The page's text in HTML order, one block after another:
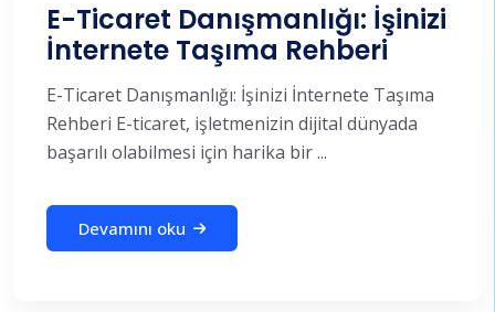
E-Ticaret Danışmanlığı: İşinizi
İnternete Taşıma Rehberi
E-Ticaret Danışmanlığı: İşinizi İnternete Taşıma
Rehberi E-ticaret, işletmenizin dijital dünyada
başarılı olabilmesi için harika bir ...
Devamını oku